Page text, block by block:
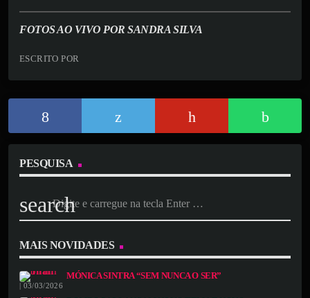
FOTOS AO VIVO POR SANDRA SILVA
ESCRITO POR
PESQUISA
search
MAIS NOVIDADES
MÓNICA SINTRA “SEM NUNCA O SER”
| 03/03/2026